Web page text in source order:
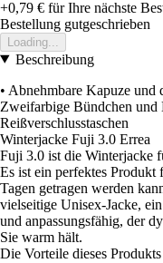
+0,79 € für Ihre nächste
Bestellung gutgeschrieben
Loading...
Beschreibung
• Abnehmbare Kapuze und
Zweifarbige Bündchen und
Reißverschlusstaschen
Winterjacke Fuji 3.0 Errea
Fuji 3.0 ist die Winterjacke
Es ist ein perfektes Produkt
Tagen getragen werden
vielseitige Unisex-Jacke,
und anpassungsfähig, der
Sie warm hält.
Die Vorteile dieses Produkts